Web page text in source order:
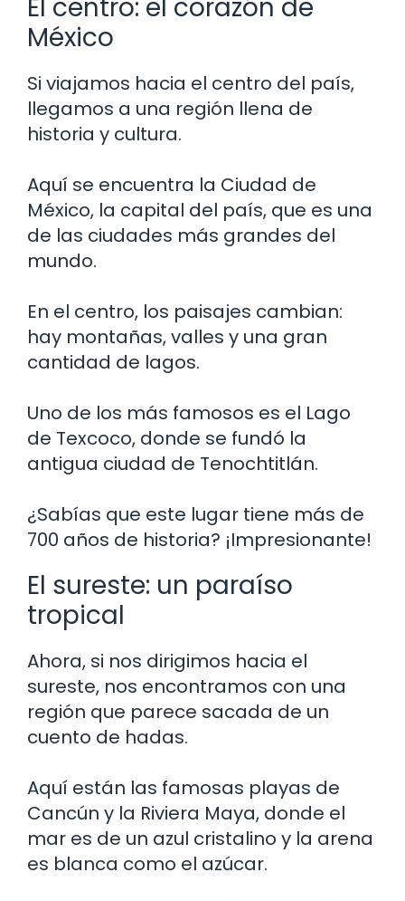
El centro: el corazón de
México
Si viajamos hacia el centro del país,
llegamos a una región llena de
historia y cultura.
Aquí se encuentra la Ciudad de
México, la capital del país, que es una
de las ciudades más grandes del
mundo.
En el centro, los paisajes cambian:
hay montañas, valles y una gran
cantidad de lagos.
Uno de los más famosos es el Lago
de Texcoco, donde se fundó la
antigua ciudad de Tenochtitlán.
¿Sabías que este lugar tiene más de
700 años de historia? ¡Impresionante!
El sureste: un paraíso
tropical
Ahora, si nos dirigimos hacia el
sureste, nos encontramos con una
región que parece sacada de un
cuento de hadas.
Aquí están las famosas playas de
Cancún y la Riviera Maya, donde el
mar es de un azul cristalino y la arena
es blanca como el azúcar.